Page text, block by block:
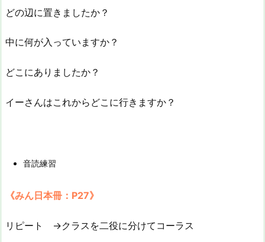
どの辺に置きましたか？
中に何が入っていますか？
どこにありましたか？
イーさんはこれからどこに行きますか？
音読練習
《みん日本冊：P27》
リピート →クラスを二役に分けてコーラス